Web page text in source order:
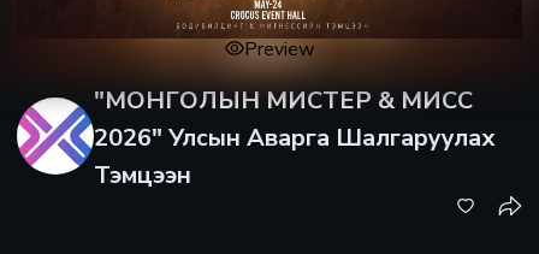
Preview
"МОНГОЛЫН МИСТЕР & МИСС
2026" Улсын Аварга Шалгаруулах
Тэмцээн